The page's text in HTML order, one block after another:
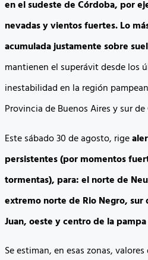
en el sudeste de Córdoba, por
nevadas y vientos fuertes. Lo
acumulada justamente sobre
mantienen el superávit desde los
inestabilidad en la región
Provincia de Buenos Aires y sur
Este sábado 30 de agosto, rige
persistentes (por momentos
tormentas), para: el norte de
extremo norte de Rio Negro, sur
Juan, oeste y centro de la pampa
Se estiman, en esas zonas,